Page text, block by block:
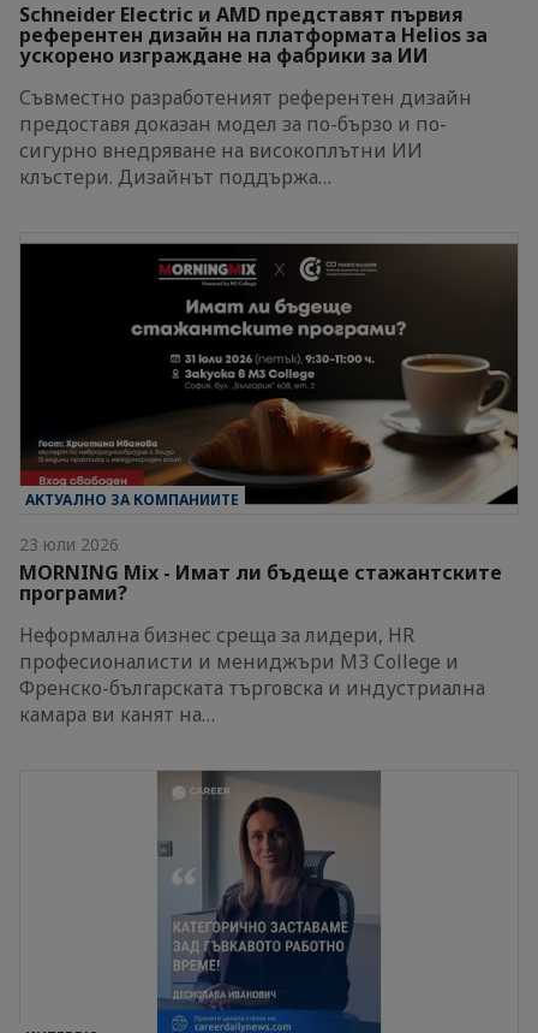
Schneider Electric и AMD представят първия
референтен дизайн на платформата Helios за
ускорено изграждане на фабрики за ИИ
Съвместно разработеният референтен дизайн
предоставя доказан модел за по-бързо и по-
сигурно внедряване на високоплътни ИИ
клъстери. Дизайнът поддържа…
АКТУАЛНО ЗА КОМПАНИИТЕ
23 юли 2026
MORNING Mix - Имат ли бъдеще стажантските
програми?
Неформална бизнес среща за лидери, HR
професионалисти и мениджъри M3 College и
Френско-българската търговска и индустриална
камара ви канят на…